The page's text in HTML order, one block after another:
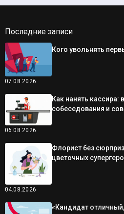
Последние записи
07.08.2026
Кого увольнять
06.08.2026
Как нанять кассира:
собеседования и
04.08.2026
Флорист без
цветочных
«Кандидат